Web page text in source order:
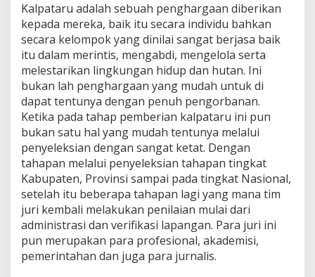
Kalpataru adalah sebuah penghargaan diberikan
kepada mereka, baik itu secara individu bahkan
secara kelompok yang dinilai sangat berjasa baik
itu dalam merintis, mengabdi, mengelola serta
melestarikan lingkungan hidup dan hutan. Ini
bukan lah penghargaan yang mudah untuk di
dapat tentunya dengan penuh pengorbanan.
Ketika pada tahap pemberian kalpataru ini pun
bukan satu hal yang mudah tentunya melalui
penyeleksian dengan sangat ketat. Dengan
tahapan melalui penyeleksian tahapan tingkat
Kabupaten, Provinsi sampai pada tingkat Nasional,
setelah itu beberapa tahapan lagi yang mana tim
juri kembali melakukan penilaian mulai dari
administrasi dan verifikasi lapangan. Para juri ini
pun merupakan para profesional, akademisi,
pemerintahan dan juga para jurnalis.